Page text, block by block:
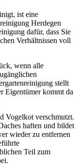
ist eine
Herdegen
dafür, dass Sie
Verhältnissen voll
wenn alle
stellt
Eigentümer kommt da
Vogelkot verschmutzt.
haften und bildet
wieder zu entfernen
Teil zum